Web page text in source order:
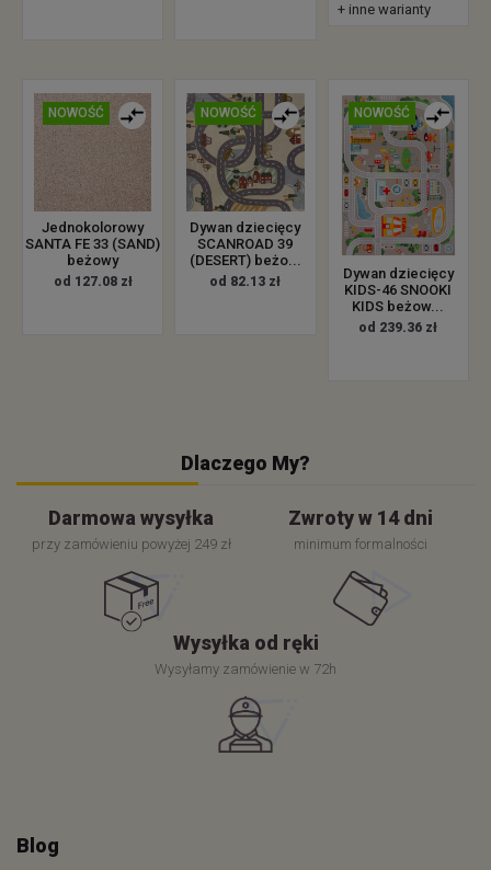
+ inne warianty
NOWOŚĆ
Jednokolorowy
SANTA FE 33 (SAND)
beżowy
od 127.08 zł
NOWOŚĆ
Dywan dziecięcy
SCANROAD 39
(DESERT) beżo...
od 82.13 zł
NOWOŚĆ
Dywan dziecięcy
KIDS-46 SNOOKI
KIDS beżow...
od 239.36 zł
Dlaczego My?
Darmowa wysyłka
przy zamówieniu powyżej 249 zł
Zwroty w 14 dni
minimum formalności
Wysyłka od ręki
Wysyłamy zamówienie w 72h
Blog